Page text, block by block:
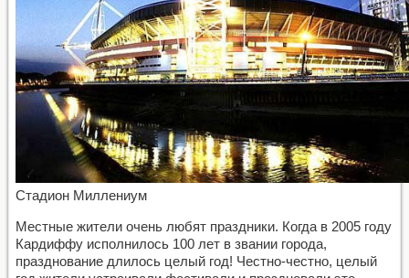
Стадион Миллениум
Местные жители очень любят праздники. Когда в 2005 году
Кардиффу исполнилось 100 лет в звании города,
празднование длилось целый год! Честно-честно, целый